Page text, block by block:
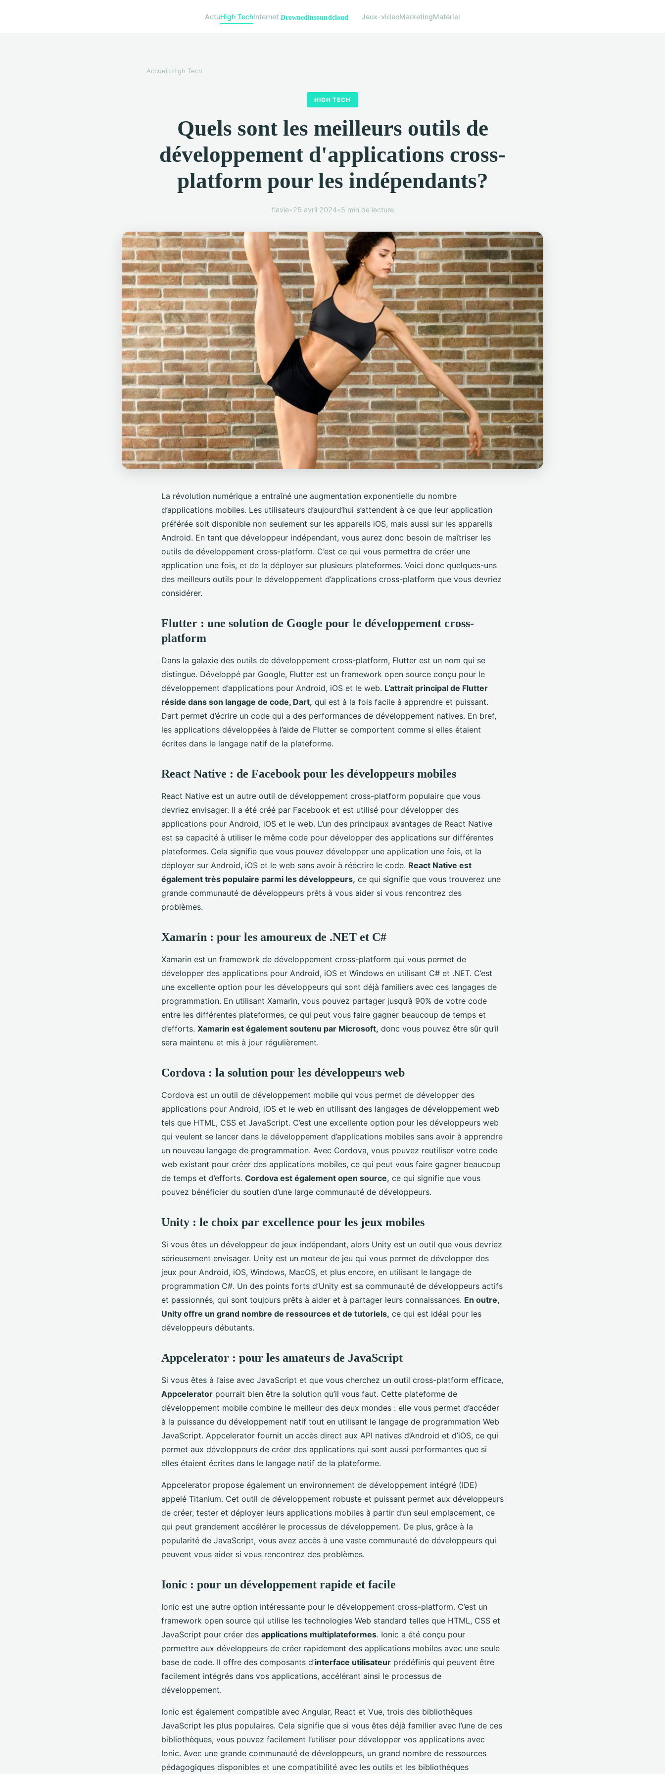
ActuHigh TechInternet Jeux-videoMarketingMatériel
Accueil›High Tech
HIGH TECH
Quels sont les meilleurs outils de
développement d'applications cross-
platform pour les indépendants?
flavie•25 avril 2024•5 min de lecture
La révolution numérique a entraîné une augmentation exponentielle du nombre
d’applications mobiles. Les utilisateurs d’aujourd’hui s’attendent à ce que leur application
préférée soit disponible non seulement sur les appareils iOS, mais aussi sur les appareils
Android. En tant que développeur indépendant, vous aurez donc besoin de maîtriser les
outils de développement cross-platform. C’est ce qui vous permettra de créer une
application une fois, et de la déployer sur plusieurs plateformes. Voici donc quelques-uns
des meilleurs outils pour le développement d’applications cross-platform que vous devriez
considérer.
Flutter : une solution de Google pour le développement cross-
platform
Dans la galaxie des outils de développement cross-platform, Flutter est un nom qui se
distingue. Développé par Google, Flutter est un framework open source conçu pour le
développement d’applications pour Android, iOS et le web. L’attrait principal de Flutter
réside dans son langage de code, Dart, qui est à la fois facile à apprendre et puissant.
Dart permet d’écrire un code qui a des performances de développement natives. En bref,
les applications développées à l’aide de Flutter se comportent comme si elles étaient
écrites dans le langage natif de la plateforme.
React Native : de Facebook pour les développeurs mobiles
React Native est un autre outil de développement cross-platform populaire que vous
devriez envisager. Il a été créé par Facebook et est utilisé pour développer des
applications pour Android, iOS et le web. L’un des principaux avantages de React Native
est sa capacité à utiliser le même code pour développer des applications sur différentes
plateformes. Cela signifie que vous pouvez développer une application une fois, et la
déployer sur Android, iOS et le web sans avoir à réécrire le code. React Native est
également très populaire parmi les développeurs, ce qui signifie que vous trouverez une
grande communauté de développeurs prêts à vous aider si vous rencontrez des
problèmes.
Xamarin : pour les amoureux de .NET et C#
Xamarin est un framework de développement cross-platform qui vous permet de
développer des applications pour Android, iOS et Windows en utilisant C# et .NET. C’est
une excellente option pour les développeurs qui sont déjà familiers avec ces langages de
programmation. En utilisant Xamarin, vous pouvez partager jusqu’à 90% de votre code
entre les différentes plateformes, ce qui peut vous faire gagner beaucoup de temps et
d’efforts. Xamarin est également soutenu par Microsoft, donc vous pouvez être sûr qu’il
sera maintenu et mis à jour régulièrement.
Cordova : la solution pour les développeurs web
Cordova est un outil de développement mobile qui vous permet de développer des
applications pour Android, iOS et le web en utilisant des langages de développement web
tels que HTML, CSS et JavaScript. C’est une excellente option pour les développeurs web
qui veulent se lancer dans le développement d’applications mobiles sans avoir à apprendre
un nouveau langage de programmation. Avec Cordova, vous pouvez reutiliser votre code
web existant pour créer des applications mobiles, ce qui peut vous faire gagner beaucoup
de temps et d’efforts. Cordova est également open source, ce qui signifie que vous
pouvez bénéficier du soutien d’une large communauté de développeurs.
Unity : le choix par excellence pour les jeux mobiles
Si vous êtes un développeur de jeux indépendant, alors Unity est un outil que vous devriez
sérieusement envisager. Unity est un moteur de jeu qui vous permet de développer des
jeux pour Android, iOS, Windows, MacOS, et plus encore, en utilisant le langage de
programmation C#. Un des points forts d’Unity est sa communauté de développeurs actifs
et passionnés, qui sont toujours prêts à aider et à partager leurs connaissances. En outre,
Unity offre un grand nombre de ressources et de tutoriels, ce qui est idéal pour les
développeurs débutants.
Appcelerator : pour les amateurs de JavaScript
Si vous êtes à l’aise avec JavaScript et que vous cherchez un outil cross-platform efficace,
Appcelerator pourrait bien être la solution qu’il vous faut. Cette plateforme de
développement mobile combine le meilleur des deux mondes : elle vous permet d’accéder
à la puissance du développement natif tout en utilisant le langage de programmation Web
JavaScript. Appcelerator fournit un accès direct aux API natives d’Android et d’iOS, ce qui
permet aux développeurs de créer des applications qui sont aussi performantes que si
elles étaient écrites dans le langage natif de la plateforme.
Appcelerator propose également un environnement de développement intégré (IDE)
appelé Titanium. Cet outil de développement robuste et puissant permet aux développeurs
de créer, tester et déployer leurs applications mobiles à partir d’un seul emplacement, ce
qui peut grandement accélérer le processus de développement. De plus, grâce à la
popularité de JavaScript, vous avez accès à une vaste communauté de développeurs qui
peuvent vous aider si vous rencontrez des problèmes.
Ionic : pour un développement rapide et facile
Ionic est une autre option intéressante pour le développement cross-platform. C’est un
framework open source qui utilise les technologies Web standard telles que HTML, CSS et
JavaScript pour créer des applications multiplateformes. Ionic a été conçu pour
permettre aux développeurs de créer rapidement des applications mobiles avec une seule
base de code. Il offre des composants d’interface utilisateur prédéfinis qui peuvent être
facilement intégrés dans vos applications, accélérant ainsi le processus de
développement.
Ionic est également compatible avec Angular, React et Vue, trois des bibliothèques
JavaScript les plus populaires. Cela signifie que si vous êtes déjà familier avec l’une de ces
bibliothèques, vous pouvez facilement l’utiliser pour développer vos applications avec
Ionic. Avec une grande communauté de développeurs, un grand nombre de ressources
pédagogiques disponibles et une compatibilité avec les outils et les bibliothèques